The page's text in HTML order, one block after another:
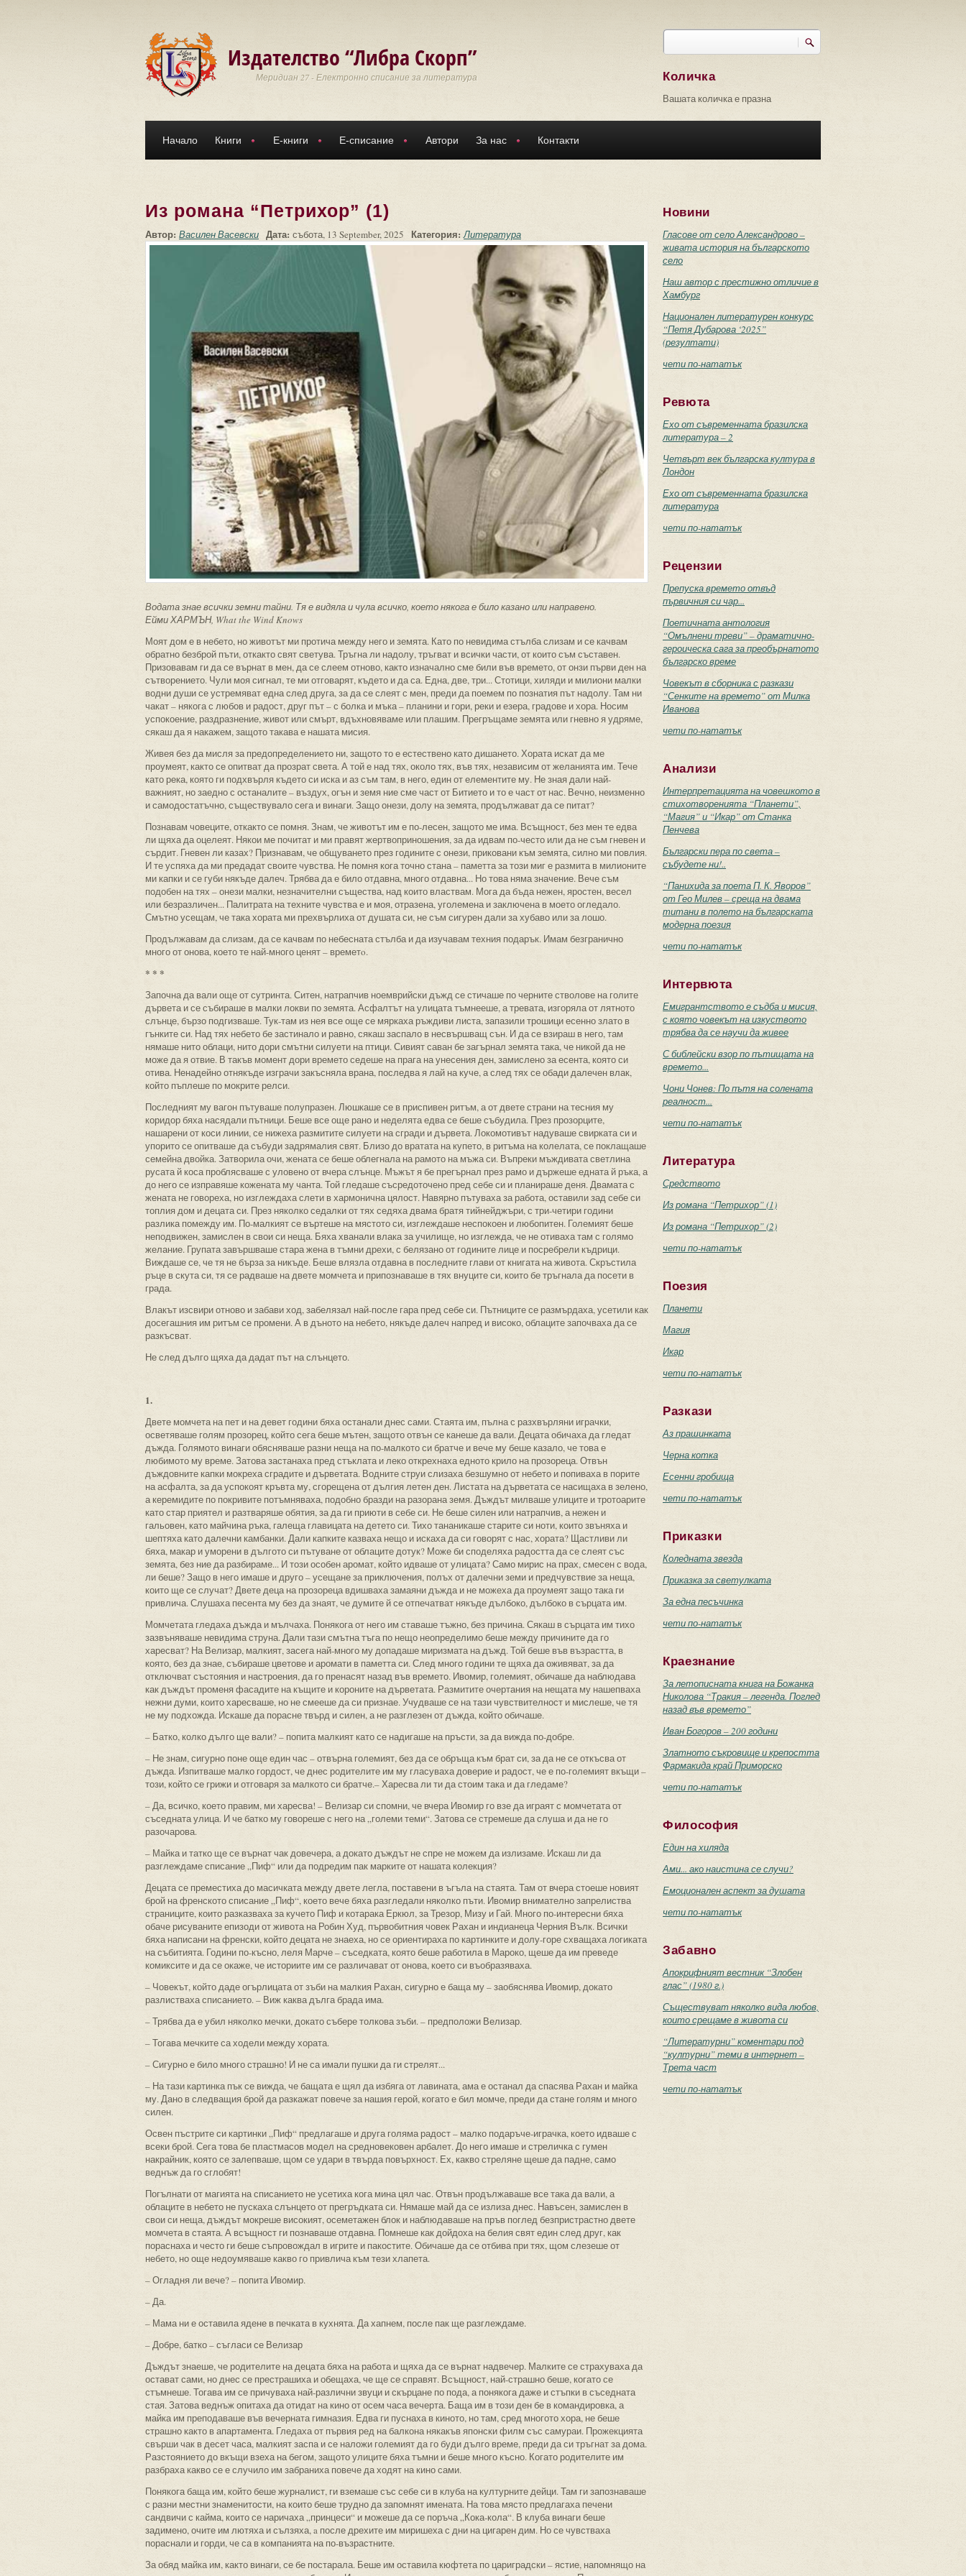
Издателство “Либра Скорп”
Меридиан 27 - Електронно списание за литература
Търси
Количка
Вашата количка е празна
Начало Книги Е-книги Е-списание Автори За нас Контакти
Из романа “Петрихор” (1)
Автор: Василен Васевски Дата: събота, 13 September, 2025 Категория:Литература
Водата знае всички земни тайни. Тя е видяла и чула всичко, което някога е било казано или направено.
Ейми ХАРМЪН, What the Wind Knows
Моят дом е в небето, но животът ми протича между него и земята. Като по невидима стълба слизам и се качвам
обратно безброй пъти, откакто свят светува. Тръгна ли надолу, тръгват и всички части, от които съм съставен.
Призовавам ги да се върнат в мен, да се слеем отново, както изначално сме били във времето, от онзи първи ден на
сътворението. Чули моя сигнал, те ми отговарят, където и да са. Една, две, три... Стотици, хиляди и милиони малки
водни души се устремяват една след друга, за да се слеят с мен, преди да поемем по познатия път надолу. Там ни
чакат – някога с любов и радост, друг път – с болка и мъка – планини и гори, реки и езера, градове и хора. Носим
успокоение, раздразнение, живот или смърт, вдъхновяваме или плашим. Прегръщаме земята или гневно я удряме,
сякаш да я накажем, защото такава е нашата мисия.
Живея без да мисля за предопределението ни, защото то е естествено като дишането. Хората искат да ме
проумеят, както се опитват да прозрат света. А той е над тях, около тях, във тях, независим от желанията им. Тече
като река, която ги подхвърля където си иска и аз съм там, в него, един от елементите му. Не зная дали най-
важният, но заедно с останалите – въздух, огън и земя ние сме част от Битието и то е част от нас. Вечно, неизменно
и самодостатъчно, съществувало сега и винаги. Защо онези, долу на земята, продължават да се питат?
Познавам човеците, откакто се помня. Знам, че животът им е по-лесен, защото ме има. Всъщност, без мен те едва
ли щяха да оцелеят. Някои ме почитат и ми правят жертвоприношения, за да идвам по-често или да не съм гневен и
сърдит. Гневен ли казах? Признавам, че общуването през годините с онези, приковани към земята, силно ми повлия.
И те успяха да ми предадат своите чувства. Не помня кога точно стана – паметта за този миг е размита в милионите
ми капки и се губи някъде далеч. Трябва да е било отдавна, много отдавна... Но това няма значение. Вече съм
подобен на тях – онези малки, незначителни същества, над които властвам. Мога да бъда нежен, яростен, весел
или безразличен... Палитрата на техните чувства е и моя, отразена, уголемена и заключена в моето огледало.
Смътно усещам, че така хората ми прехвърлиха от душата си, не съм сигурен дали за хубаво или за лошо.
Продължавам да слизам, да се качвам по небесната стълба и да изучавам техния подарък. Имам безгранично
много от онова, което те най-много ценят – времетo.
* * *
Започна да вали още от сутринта. Ситен, натрапчив ноемврийски дъжд се стичаше по черните стволове на голите
дървета и се събираше в малки локви по земята. Асфалтът на улицата тъмнееше, а тревата, изгоряла от лятното
слънце, бързо подгизваше. Тук-там из нея все още се мяркаха ръждиви листа, запазили трошици есенно злато в
гънките си. Над тях небето бе застинало и равно, сякаш заспало в несвършващ сън. И да се взираш в него, там
нямаше нито облаци, нито дори смътни силуети на птици. Сивият саван бе загърнал земята така, че никой да не
може да я отвие. В такъв момент дори времето седеше на прага на унесения ден, замислено за есента, която си
отива. Ненадейно отнякъде изграчи закъсняла врана, последва я лай на куче, а след тях се обади далечен влак,
който пъплеше по мокрите релси.
Последният му вагон пътуваше полупразен. Люшкаше се в приспивен ритъм, а от двете страни на тесния му
коридор бяха насядали пътници. Беше все още рано и неделята едва се беше събудила. През прозорците,
нашарени от коси линии, се нижеха размитите силуети на сгради и дървета. Локомотивът надуваше свирката си и
упорито се опитваше да събуди задрямалия свят. Близо до вратата на купето, в ритъма на колелата, се поклащаше
семейна двойка. Затворила очи, жената се беше облегнала на рамото на мъжа си. Въпреки мъждивата светлина
русата й коса проблясваше с уловено от вчера слънце. Мъжът я бе прегърнал през рамо и държеше едната й ръка, а
до него се изправяше кожената му чанта. Той гледаше съсредоточено пред себе си и планираше деня. Двамата с
жената не говореха, но изглеждаха слети в хармонична цялост. Навярно пътуваха за работа, оставили зад себе си
топлия дом и децата си. През няколко седалки от тях седяха двама братя тийнейджъри, с три-четири години
разлика помежду им. По-малкият се въртеше на мястото си, изглеждаше неспокоен и любопитен. Големият беше
неподвижен, замислен в свои си неща. Бяха хванали влака за училище, но изглежда, че не отиваха там с голямо
желание. Групата завършваше стара жена в тъмни дрехи, с белязано от годините лице и посребрели къдрици.
Виждаше се, че тя не бърза за никъде. Беше влязла отдавна в последните глави от книгата на живота. Скръстила
ръце в скута си, тя се радваше на двете момчета и припознаваше в тях внуците си, които бе тръгнала да посети в
града.
Влакът изсвири отново и забави ход, забелязал най-после гара пред себе си. Пътниците се размърдаха, усетили как
досегашния им ритъм се промени. А в дъното на небето, някъде далеч напред и високо, облаците започваха да се
разкъсват.
Не след дълго щяха да дадат път на слънцето.
1.
Двете момчета на пет и на девет години бяха останали днес сами. Стаята им, пълна с разхвърляни играчки,
осветяваше голям прозорец, който сега беше мътен, защото отвън се канеше да вали. Децата обичаха да гледат
дъжда. Голямото винаги обясняваше разни неща на по-малкото си братче и вече му беше казало, че това е
любимото му време. Затова застанаха пред стъклата и леко открехнаха едното крило на прозореца. Отвън
дъждовните капки мокреха сградите и дърветата. Водните струи слизаха безшумно от небето и попиваха в порите
на асфалта, за да успокоят кръвта му, сгорещена от дългия летен ден. Листата на дърветата се насищаха в зелено,
а керемидите по покривите потъмняваха, подобно бразди на разорана земя. Дъждът милваше улиците и тротоарите
като стар приятел и разтваряше обятия, за да ги приюти в себе си. Не беше силен или натрапчив, а нежен и
гальовен, като майчина ръка, галеща главицата на детето си. Тихо тананикаше старите си ноти, които звъняха и
шептяха като далечни камбанки. Дали капките казваха нещо и искаха да си говорят с нас, хората? Щастливи ли
бяха, макар и уморени в дългото си пътуване от облаците дотук? Може би споделяха радостта да се слеят със
земята, без ние да разбираме... И този особен аромат, който идваше от улицата? Само мирис на прах, смесен с вода,
ли беше? Защо в него имаше и друго – усещане за приключения, полъх от далечни земи и предчувствие за неща,
които ще се случат? Двете деца на прозореца вдишваха замаяни дъжда и не можеха да проумеят защо така ги
привлича. Слушаха песента му без да знаят, че думите й се отпечатват някъде дълбоко, дълбоко в сърцата им.
Момчетата гледаха дъжда и мълчаха. Понякога от него им ставаше тъжно, без причина. Сякаш в сърцата им тихо
зазвъняваше невидима струна. Дали тази смътна тъга по нещо неопределимо беше между причините да го
харесват? На Велизар, малкият, засега най-много му допадаше миризмата на дъжд. Той беше във възрастта, в
която, без да знае, събираше цветове и аромати в паметта си. След много години те щяха да оживяват, за да
отключват състояния и настроения, да го пренасят назад във времето. Ивомир, големият, обичаше да наблюдава
как дъждът променя фасадите на къщите и короните на дърветата. Размитите очертания на нещата му нашепваха
нежни думи, които харесваше, но не смееше да си признае. Учудваше се на тази чувствителност и мислеше, че тя
не му подхожда. Искаше да порасне твърд и силен, а не разглезен от дъжда, който обичаше.
– Батко, колко дълго ще вали? – попита малкият като се надигаше на пръсти, за да вижда по-добре.
– Не знам, сигурно поне още един час – отвърна големият, без да се обръща към брат си, за да не се откъсва от
дъжда. Изпитваше малко гордост, че днес родителите им му гласуваха доверие и радост, че е по-големият вкъщи –
този, който се грижи и отговаря за малкото си братче.– Харесва ли ти да стоим така и да гледаме?
– Да, всичко, което правим, ми харесва! – Велизар си спомни, че вчера Ивомир го взе да играят с момчетата от
съседната улица. И че батко му говореше с него на „големи теми“. Затова се стремеше да слуша и да не го
разочарова.
– Майка и татко ще се върнат чак довечера, а докато дъждът не спре не можем да излизаме. Искаш ли да
разглеждаме списание „Пиф“ или да подредим пак марките от нашата колекция?
Децата се преместиха до масичката между двете легла, поставени в ъгъла на стаята. Там от вчера стоеше новият
брой на френското списание „Пиф“, което вече бяха разгледали няколко пъти. Ивомир внимателно запрелиства
страниците, които разказваха за кучето Пиф и котарака Еркюл, за Трезор, Мизу и Гай. Много по-интересни бяха
обаче рисуваните епизоди от живота на Робин Худ, първобитния човек Рахан и индианеца Черния Вълк. Всички
бяха написани на френски, който децата не знаеха, но се ориентираха по картинките и долу-горе схващаха логиката
на събитията. Години по-късно, леля Марче – съседката, която беше работила в Мароко, щеше да им преведе
комиксите и да се окаже, че историите им се различават от онова, което си въобразяваха.
– Човекът, който даде огърлицата от зъби на малкия Рахан, сигурно е баща му – заобяснява Ивомир, докато
разлистваха списанието. – Виж каква дълга брада има.
– Трябва да е убил няколко мечки, докато събере толкова зъби. – предположи Велизар.
– Тогава мечките са ходели между хората.
– Сигурно е било много страшно! И не са имали пушки да ги стрелят...
– На тази картинка пък се вижда, че бащата е щял да избяга от лавината, ама е останал да спасява Рахан и майка
му. Дано в следващия брой да разкажат повече за нашия герой, когато е бил момче, преди да стане голям и много
силен.
Освен пъстрите си картинки „Пиф“ предлагаше и друга голяма радост – малко подаръче-играчка, което идваше с
всеки брой. Сега това бе пластмасов модел на средновековен арбалет. До него имаше и стреличка с гумен
накрайник, която се залепваше, щом се удари в твърда повърхност. Ех, какво стреляне щеше да падне, само
веднъж да го сглобят!
Погълнати от магията на списанието не усетиха кога мина цял час. Отвън продължаваше все така да вали, а
облаците в небето не пускаха слънцето от прегръдката си. Нямаше май да се излиза днес. Навъсен, замислен в
свои си неща, дъждът мокреше високият, осеметажен блок и наблюдаваше на пръв поглед безпристрастно двете
момчета в стаята. А всъщност ги познаваше отдавна. Помнеше как дойдоха на белия свят един след друг, как
пораснаха и често ги беше съпровождал в игрите и пакостите. Обичаше да се отбива при тях, щом слезеше от
небето, но още недоумяваше какво го привлича към тези хлапета.
– Огладня ли вече? – попита Ивомир.
– Да.
– Мама ни е оставила ядене в печката в кухнята. Да хапнем, после пак ще разглеждаме.
– Добре, батко – съгласи се Велизар
Дъждът знаеше, че родителите на децата бяха на работа и щяха да се върнат надвечер. Малките се страхуваха да
остават сами, но днес се престрашиха и обещаха, че ще се справят. Всъщност, най-страшно беше, когато се
стъмнеше. Тогава им се причуваха най-различни звуци и скърцане по пода, а понякога даже и стъпки в съседната
стая. Затова веднъж опитаха да отидат на кино от осем часа вечерта. Баща им в този ден бе в командировка, а
майка им преподаваше във вечерната гимназия. Едва ги пуснаха в киното, но там, сред многото хора, не беше
страшно както в апартамента. Гледаха от първия ред на балкона някакъв японски филм със самураи. Прожекцията
свърши чак в десет часа, малкият заспа и се наложи големият да го буди дълго време, преди да си тръгнат за дома.
Разстоянието до вкъщи взеха на бегом, защото улиците бяха тъмни и беше много късно. Когато родителите им
разбраха какво се е случило им забраниха повече да ходят на кино сами.
Понякога баща им, който беше журналист, ги вземаше със себе си в клуба на културните дейци. Там ги запознаваше
с разни местни знаменитости, на които беше трудно да запомнят имената. На това място предлагаха печени
сандвичи с кайма, които се наричаха „принцеси“ и можеше да се поръча „Кока-кола“. В клуба винаги беше
задимено, очите им лютяха и сълзяха, a после дрехите им миришеха с дни на цигарен дим. Но се чувстваха
пораснали и горди, че са в компанията на по-възрастните.
За обяд майка им, както винаги, се бе постарала. Беше им оставила кюфтета по цариградски – ястие, напомнящо на
Новини
Гласове от село Александрово –
живата история на българското
село
Наш автор с престижно отличие в
Хамбург
Национален литературен конкурс
“Петя Дубарова ‘2025”
(резултати)
чети по-нататък
Ревюта
Ехо от съвременната бразилска
литература – 2
Четвърт век българска култура в
Лондон
Ехо от съвременната бразилска
литература
чети по-нататък
Рецензии
Препуска времето отвъд
първичния си чар...
Поетичната антология
“Омълнени треви” – драматично-
героическа сага за преобърнатото
българско време
Човекът в сборника с разкази
“Сенките на времето” от Милка
Иванова
чети по-нататък
Анализи
Интерпретацията на човешкото в
стихотворенията “Планети”,
“Магия” и “Икар” от Станка
Пенчева
Български пера по света –
събудете ни!..
“Панихида за поета П. К. Яворов”
от Гео Милев – среща на двама
титани в полето на българската
модерна поезия
чети по-нататък
Интервюта
Емигрантството е съдба и мисия,
с която човекът на изкуството
трябва да се научи да живее
С библейски взор по пътищата на
времето...
Чони Чонев: По пътя на солената
реалност...
чети по-нататък
Литература
Средството
Из романа “Петрихор” (1)
Из романа “Петрихор” (2)
чети по-нататък
Поезия
Планети
Магия
Икар
чети по-нататък
Разкази
Аз прашинката
Черна котка
Есенни гробища
чети по-нататък
Приказки
Коледната звезда
Приказка за светулката
За една песъчинка
чети по-нататък
Краезнание
За летописната книга на Божанка
Николова “Тракия – легенда. Поглед
назад във времето”
Иван Богоров – 200 години
Златното съкровище и крепостта
Фармакида край Приморско
чети по-нататък
Философия
Един на хиляда
Ами... ако наистина се случи?
Емоционален аспект за душата
чети по-нататък
Забавно
Апокрифният вестник “Злобен
глас” (1980 г.)
Съществуват няколко вида любов,
които срещаме в живота си
“Литературни” коментари под
“културни” теми в интернет –
Трета част
чети по-нататък